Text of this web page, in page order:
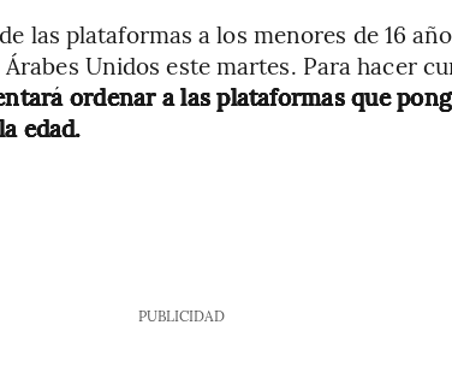
las plataformas a los menores de 16
Unidos este martes. Para hacer
ordenar a las plataformas que
edad.
PUBLICIDAD